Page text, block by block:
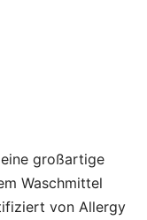
großartige
Waschmittel
von Allergy